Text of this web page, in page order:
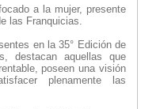
a la mujer, presente
las Franquicias.
en la 35° Edición de
destacan aquellas que
poseen una visión
plenamente las